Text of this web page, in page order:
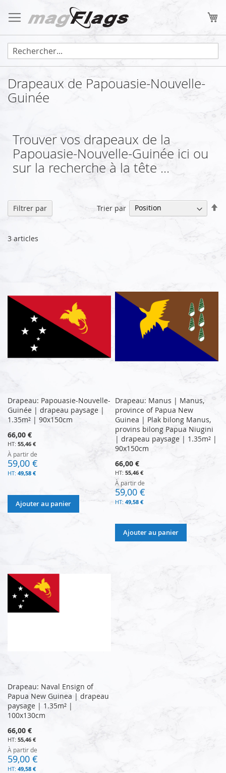
au
contenu
Drapeaux de Papouasie-Nouvelle-
Guinée
Trouver vos drapeaux de la
Papouasie-Nouvelle-Guinée ici ou
sur la recherche à la tête ...
3articles
Trier par
Drapeau: Papouasie-Nouvelle-
Guinée | drapeau paysage |
1.35m² | 90x150cm
66,00 €
55,46 €
À partir de
59,00 €
49,58 €
Ajouter au panier
Drapeau: Manus | Manus,
province of Papua New
Guinea | Plak bilong Manus,
provins bilong Papua Niugini
| drapeau paysage | 1.35m² |
90x150cm
66,00 €
55,46 €
À partir de
59,00 €
49,58 €
Ajouter au panier
Drapeau: Naval Ensign of
Papua New Guinea | drapeau
paysage | 1.35m² |
100x130cm
66,00 €
55,46 €
À partir de
59,00 €
49,58 €
Filtrer par